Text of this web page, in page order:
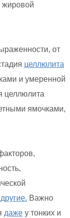
жировой
от
целлюлита
и умеренной
целлюлита
ямочками,
другие. Важно
даже у тонких и